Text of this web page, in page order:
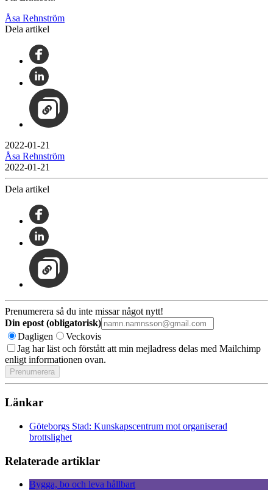
Åsa Rehnström
Dela artikel
2022-01-21
Åsa Rehnström
2022-01-21
Dela artikel
Prenumerera så du inte missar något nytt!
Din epost (obligatorisk)
Dagligen
Veckovis
Jag har läst och förstått att min mejladress delas med Mailchimp
enligt informationen ovan.
Länkar
Göteborgs Stad: Kunskapscentrum mot organiserad
brottslighet
Relaterade artiklar
Bygga, bo och leva hållbart